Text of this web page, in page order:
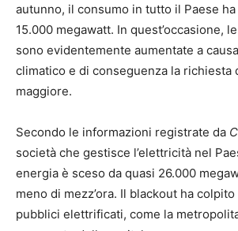
autunno, il consumo in tutto il Paese
15.000 megawatt. In quest’occasione,
sono evidentemente aumentate a
climatico e di conseguenza la richiesta
maggiore.
Secondo le informazioni registrate da
società che gestisce l’elettricità nel
energia è sceso da quasi 26.000
meno di mezz’ora. Il blackout ha
pubblici elettrificati, come la